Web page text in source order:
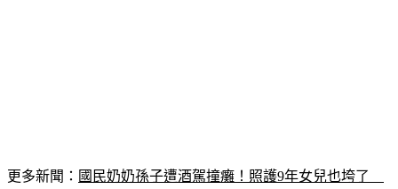
更多新聞： 國民奶奶孫子遭酒駕撞癱！照護9年女兒也垮了